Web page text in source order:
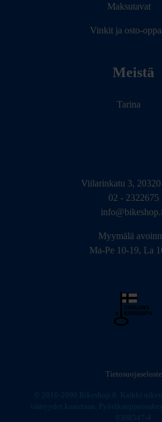
Maksutavat
Vinkit ja osto-
Meistä
Tarina
Viilarinkatu 3,
02 - 2322675
Myymälä
Ma-Pe 10-19, La
Tietosuojaseloste
© 2010-2099 Bikeshop.fi. Kaikki
vääryydet kostetaan.
0398547-4